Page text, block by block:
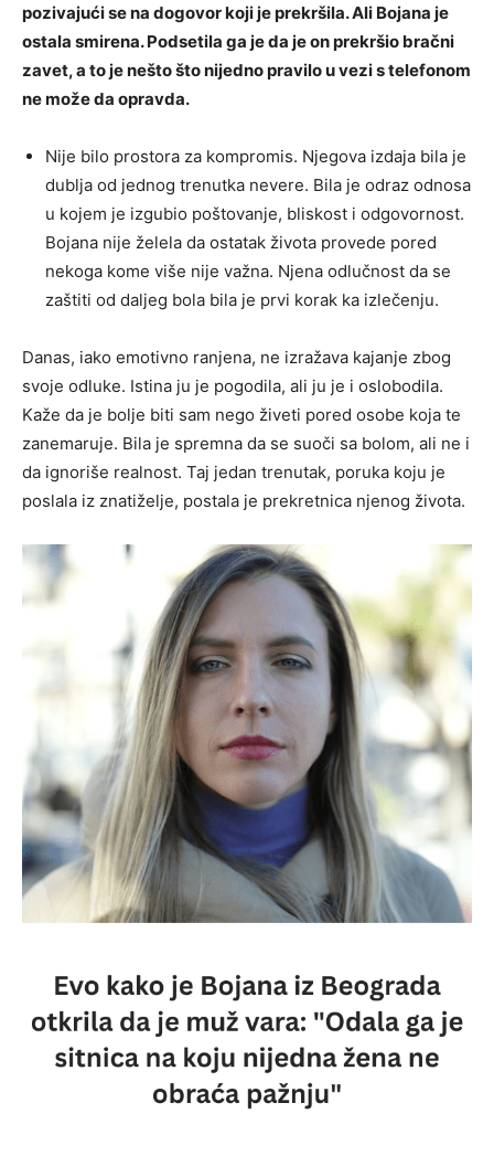
pozivajući se na dogovor koji je prekršila. Ali Bojana je
ostala smirena. Podsetila ga je da je on prekršio bračni
zavet, a to je nešto što nijedno pravilo u vezi s telefonom
ne može da opravda.
Nije bilo prostora za kompromis. Njegova izdaja bila je
dublja od jednog trenutka nevere. Bila je odraz odnosa
u kojem je izgubio poštovanje, bliskost i odgovornost.
Bojana nije želela da ostatak života provede pored
nekoga kome više nije važna. Njena odlučnost da se
zaštiti od daljeg bola bila je prvi korak ka izlečenju.
Danas, iako emotivno ranjena, ne izražava kajanje zbog
svoje odluke. Istina ju je pogodila, ali ju je i oslobodila.
Kaže da je bolje biti sam nego živeti pored osobe koja te
zanemaruje. Bila je spremna da se suoči sa bolom, ali ne i
da ignoriše realnost. Taj jedan trenutak, poruka koju je
poslala iz znatiželje, postala je prekretnica njenog života.